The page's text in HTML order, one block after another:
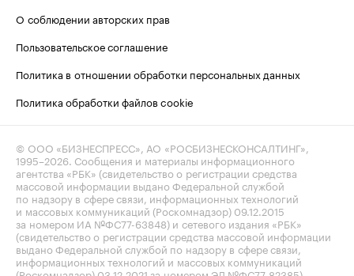
О соблюдении авторских прав
Пользовательское соглашение
Политика в отношении обработки персональных данных
Политика обработки файлов cookie
© ООО «БИЗНЕСПРЕСС», АО «РОСБИЗНЕСКОНСАЛТИНГ»,
1995–2026. Сообщения и материалы информационного
агентства «РБК» (свидетельство о регистрации средства
массовой информации выдано Федеральной службой
по надзору в сфере связи, информационных технологий
и массовых коммуникаций (Роскомнадзор) 09.12.2015
за номером ИА №ФС77-63848) и сетевого издания «РБК»
(свидетельство о регистрации средства массовой информации
выдано Федеральной службой по надзору в сфере связи,
информационных технологий и массовых коммуникаций